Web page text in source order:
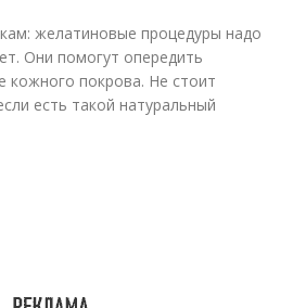
желатиновые процедуры надо
Они помогут опередить
кожного покрова. Не стоит
есть такой натуральный